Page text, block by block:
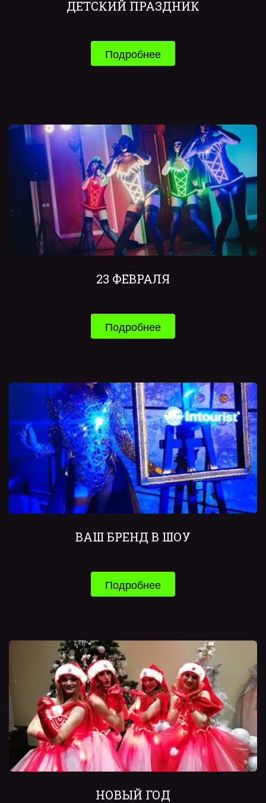
ДЕТСКИЙ ПРАЗДНИК
Подробнее
23 ФЕВРАЛЯ
Подробнее
ВАШ БРЕНД В ШОУ
Подробнее
НОВЫЙ ГОД